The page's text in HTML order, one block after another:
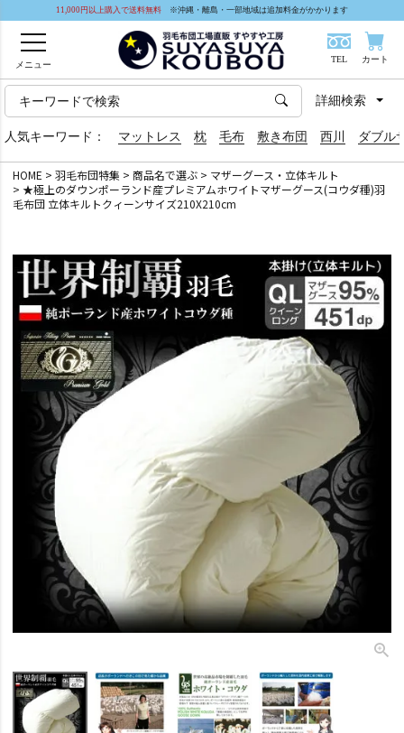
11,000円以上購入で送料無料 ※沖縄・離島・一部地域は追加料金がかかります
メニュー
TEL カート
人気キーワード： マットレス 枕 毛布 敷き布団 西川 ダブル
詳細検索
HOME 羽毛布団特集 商品名で選ぶ
マザーグース・立体キルト
★極上のダウンポーランド産プレミアムホワイトマザーグース(コウダ種)羽
毛布団 立体キルトクィーンサイズ210X210cm